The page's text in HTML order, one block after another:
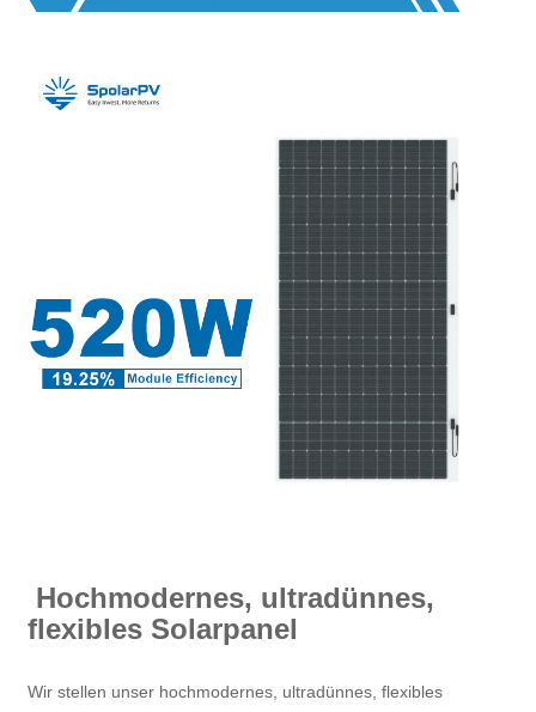
Hochmodernes, ultradünnes,
flexibles Solarpanel
Wir stellen unser hochmodernes, ultradünnes, flexibles